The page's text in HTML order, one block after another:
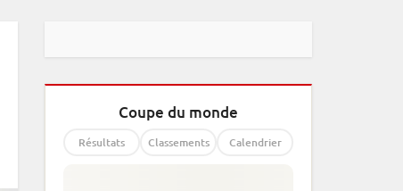
Coupe du monde
Résultats Classements Calendrier